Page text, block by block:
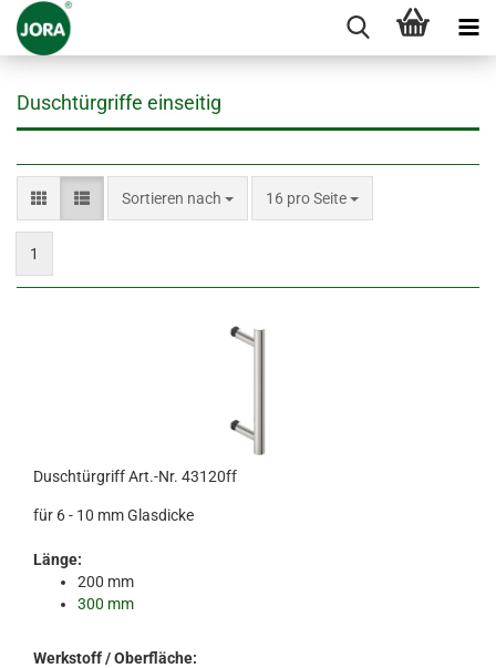
Duschtürgriffe einseitig
Sortieren nach
Sortieren nach 16 pro Seite
pro Seite
1
Duschtürgriff Art.-Nr. 43120ff
für 6 - 10 mm Glasdicke
Länge:
200 mm
300 mm
Werkstoff / Oberfläche: